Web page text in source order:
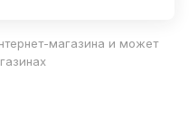
магазина и может